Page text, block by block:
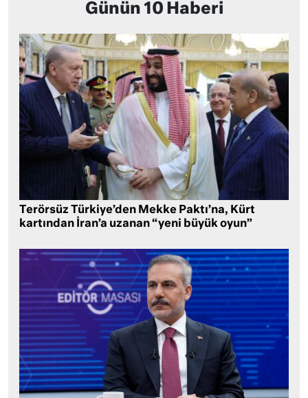
Günün 10 Haberi
Terörsüz Türkiye’den Mekke Paktı’na, Kürt
kartından İran’a uzanan “yeni büyük oyun”